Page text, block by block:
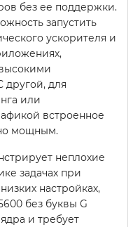
без ее поддержки.
запустить
ускорителя и
другой, для
или
встроенное
мощным.
неплохие
задачах при
настройках,
без буквы G
и требует